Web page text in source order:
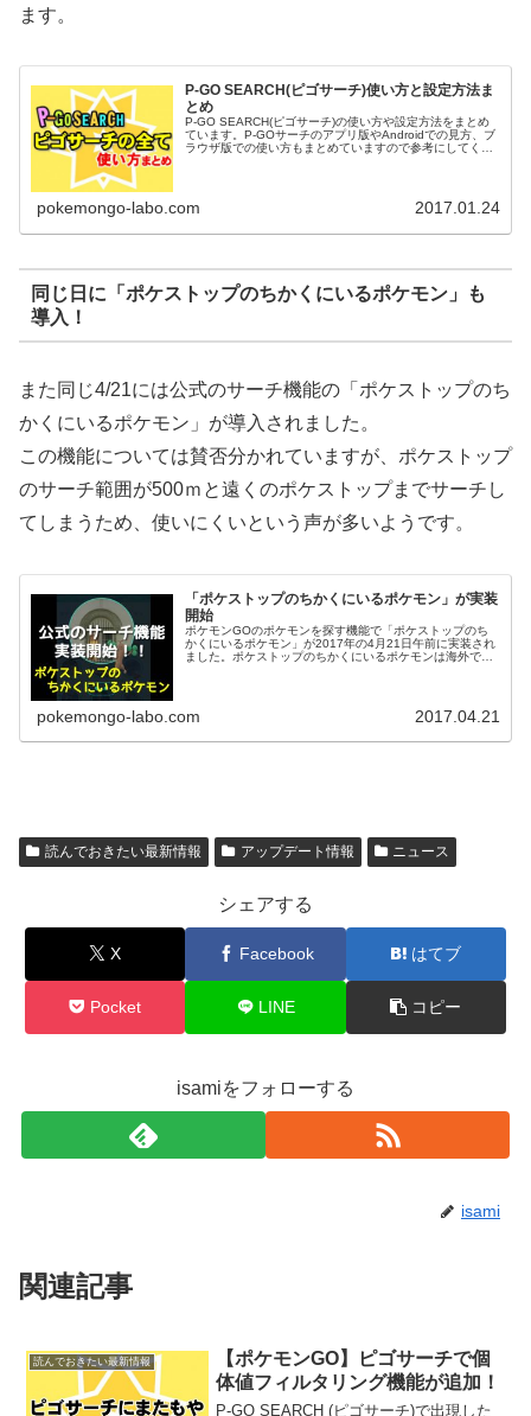
ます。
P-GO SEARCH(ピゴサーチ)使い方と設定方法ま
とめ
P-GO SEARCH(ピゴサーチ)の使い方や設定方法をまとめ
ています。P-GOサーチのアプリ版やAndroidでの見方、ブ
ラウザ版での使い方もまとめていますので参考にしてくだ
pokemongo-labo.com 2017.01.24
同じ日に「ポケストップのちかくにいるポケモン」も
導入！
また同じ4/21には公式のサーチ機能の「ポケストップのち
かくにいるポケモン」が導入されました。
この機能については賛否分かれていますが、ポケストップ
のサーチ範囲が500ｍと遠くのポケストップまでサーチし
てしまうため、使いにくいという声が多いようです。
「ポケストップのちかくにいるポケモン」が実装
開始
ポケモンGOのポケモンを探す機能で「ポケストップのち
かくにいるポケモン」が2017年の4月21日午前に実装され
ました。ポケストップのちかくにいるポケモンは海外では
pokemongo-labo.com 2017.04.21
読んでおきたい最新情報 アップデート情報 ニュース
シェアする
X Facebook はてブ
Pocket LINE コピー
isamiをフォローする
isami
関連記事
読んでおきたい最新情報
【ポケモンGO】ピゴサーチで個
体値フィルタリング機能が追加！
P-GO SEARCH (ピゴサーチ)で出現した